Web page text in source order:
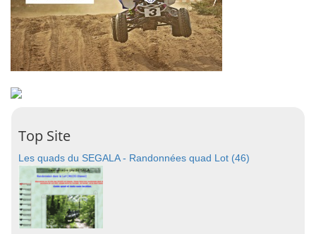
Top Site
Les quads du SEGALA - Randonnées quad Lot (46)